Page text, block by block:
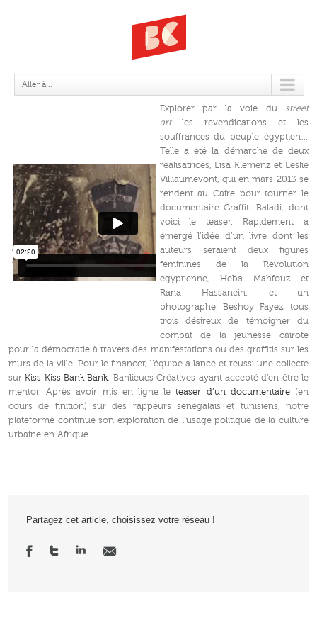
Aller à...
GRAFFITI BALADI
GRAFFITI BALADI (Teaser 2mn20)
fromLisa KlemenzonVimeo.
Explorer par la voie du street
artles revendications et les
souffrances du peuple égyptien…
Telle a été la démarche de deux
réalisatrices, Lisa Klemenz et Leslie
Villiaumevont, qui en mars 2013 se
rendent au Caire pour tourner le
documentaire Graffiti Baladi, dont
voici le teaser. Rapidement a
émergé l’idée d’un livre dont les
auteurs seraient deux figures
féminines de la Révolution
égyptienne, Heba Mahfouz et
Rana Hassanein, et un
photographe, Beshoy Fayez, tous
trois désireux de témoigner du
combat de la jeunesse caïrote
pour la démocratie à travers des manifestations ou des graffitis sur les
murs de la ville. Pour le financer, l’équipe a lancé et réussi une collecte
surKiss Kiss Bank Bank, Banlieues Créatives ayant accepté d’en être le
mentor. Après avoir mis en ligne leteaser d’un documentaire(en
cours de finition) sur des rappeurs sénégalais et tunisiens, notre
plateforme continue son exploration de l’usage politique de la culture
urbaine en Afrique.
Partagez cet article, choisissez votre réseau !